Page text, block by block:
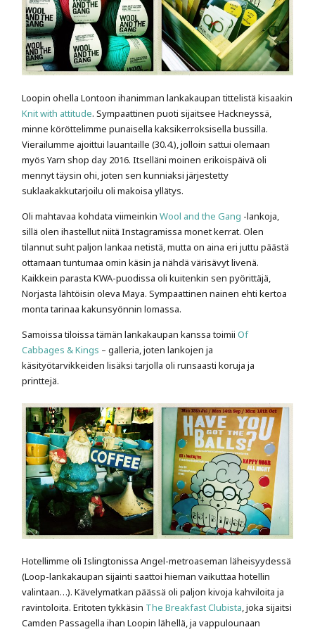
Loopin ohella Lontoon ihanimman lankakaupan tittelistä kisaakin
Knit with attitude. Sympaattinen puoti sijaitsee Hackneyssä,
minne köröttelimme punaisella kaksikerroksisella bussilla.
Vierailumme ajoittui lauantaille (30.4.), jolloin sattui olemaan
myös Yarn shop day 2016. Itselläni moinen erikoispäivä oli
mennyt täysin ohi, joten sen kunniaksi järjestetty
suklaakakkutarjoilu oli makoisa yllätys.
Oli mahtavaa kohdata viimeinkinWool and the Gang -lankoja,
sillä olen ihastellut niitä Instagramissa monet kerrat. Olen
tilannut suht paljon lankaa netistä, mutta on aina eri juttu päästä
ottamaan tuntumaa omin käsin ja nähdä värisävyt livenä.
Kaikkein parasta KWA-puodissa oli kuitenkin sen pyörittäjä,
Norjasta lähtöisin oleva Maya. Sympaattinen nainen ehti kertoa
monta tarinaa kakunsyönnin lomassa.
Samoissa tiloissa tämän lankakaupan kanssa toimiiOf
Cabbages & Kings – galleria, joten lankojen ja
käsityötarvikkeiden lisäksi tarjolla oli runsaasti koruja ja
printtejä.
Hotellimme oli Islingtonissa Angel-metroaseman läheisyydessä
(Loop-lankakaupan sijainti saattoi hieman vaikuttaa hotellin
valintaan…). Kävelymatkan päässä oli paljon kivoja kahviloita ja
ravintoloita. Eritoten tykkäsin The Breakfast Clubista, joka sijaitsi
Camden Passagella ihan Loopin lähellä, ja vappulounaan